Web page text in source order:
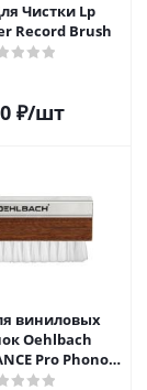
Чистки Lp
Record Brush
₽/шт
виниловых
Oehlbach
Pro Phono
Brush,